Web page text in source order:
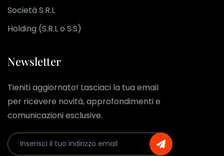
Società S.R.L
Holding (S.R.L o S.S)
Newsletter
Tieniti aggiornato! Lasciaci la tua email
per ricevere novità, approfondimenti e
comunicazioni esclusive.